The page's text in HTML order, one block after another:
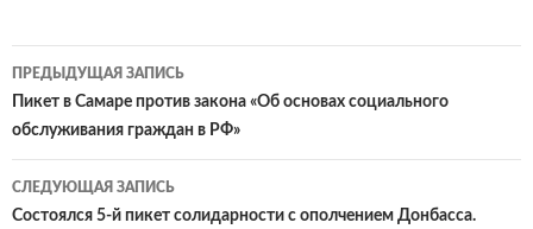
o
o
k
er
u
o
ur
al
ri
e
dl
y
o
kl
sn
iki
р
ав
ть
Навигация
по
записям
ПРЕДЫДУЩАЯ ЗАПИСЬ
Пикет в Самаре против закона «Об основах социального
обслуживания граждан в РФ»
СЛЕДУЮЩАЯ ЗАПИСЬ
Состоялся 5-й пикет солидарности с ополчением Донбасса.